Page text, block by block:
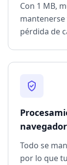
Con 1 MB,
pérdida de
navegador
Todo se
por lo que